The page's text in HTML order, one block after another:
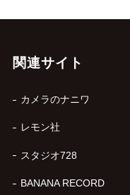
関連サイト
カメラのナニワ
レモン社
スタジオ728
BANANA RECORD